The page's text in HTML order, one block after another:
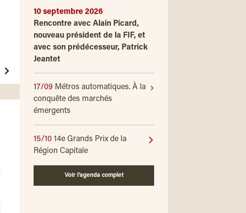
10 septembre 2026
Rencontre avec Alain Picard,
nouveau président de la FIF, et
avec son prédécesseur, Patrick
Jeantet
17/09 Métros automatiques. À la
conquête des marchés
émergents
15/10 14e Grands Prix de la
Région Capitale
Voir l’agenda complet